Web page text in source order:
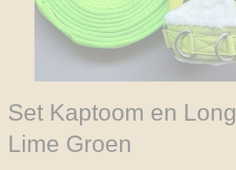
Set Kaptoom en
Lime Groen